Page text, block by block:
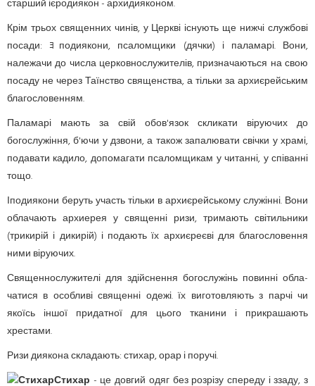
старший ієродиякон - архидияконом.
Крім трьох священних чинів, у Церкві існують ще нижчі службові
посади: ﾖподиякони, псаломщики (дячки) і паламарі. Вони,
належачи до числа церковнослужителів, призначаються на свою
посаду не через Таїнство священства, а тільки за архиєрейським
благословенням.
Паламарі мають за свій обов'язок скликати віруючих до
богослужіння, б'ючи у дзвони, а також запалювати свічки у храмі,
подавати кадило, допомагати псаломщикам у читанні, у співанні
тощо.
Іподиякони беруть участь тільки в архиєрейському служінні. Вони
облачають архиерея у священні ризи, тримають світильники
(трикирій і дикирій) і подають їх архиєреєві для благословення
ними віруючих.
Священнослужителі для здійснення богослужінь повинні обла-
чатися в особливі священні одежі. їх виготовляють з парчі чи
якоїсь іншої придатної для цього тканини і прикрашають
хрестами.
Ризи диякона складають: стихар, орар і поручі.
Стихар - це довгий одяг без розрізу спереду і ззаду, з